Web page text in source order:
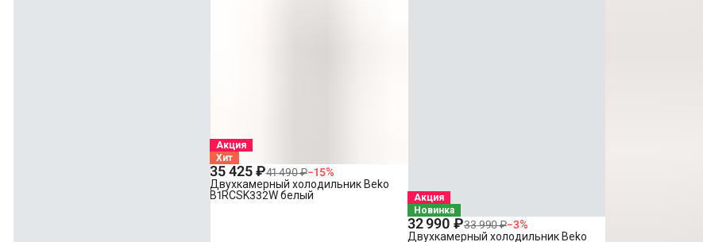
Акция
Хит
35 425 ₽41 490 ₽−15%
Двухкамерный холодильник Beko
B1RCSK332W белый
Акция
Новинка
32 990 ₽33 990 ₽−3%
Двухкамерный холодильник Beko